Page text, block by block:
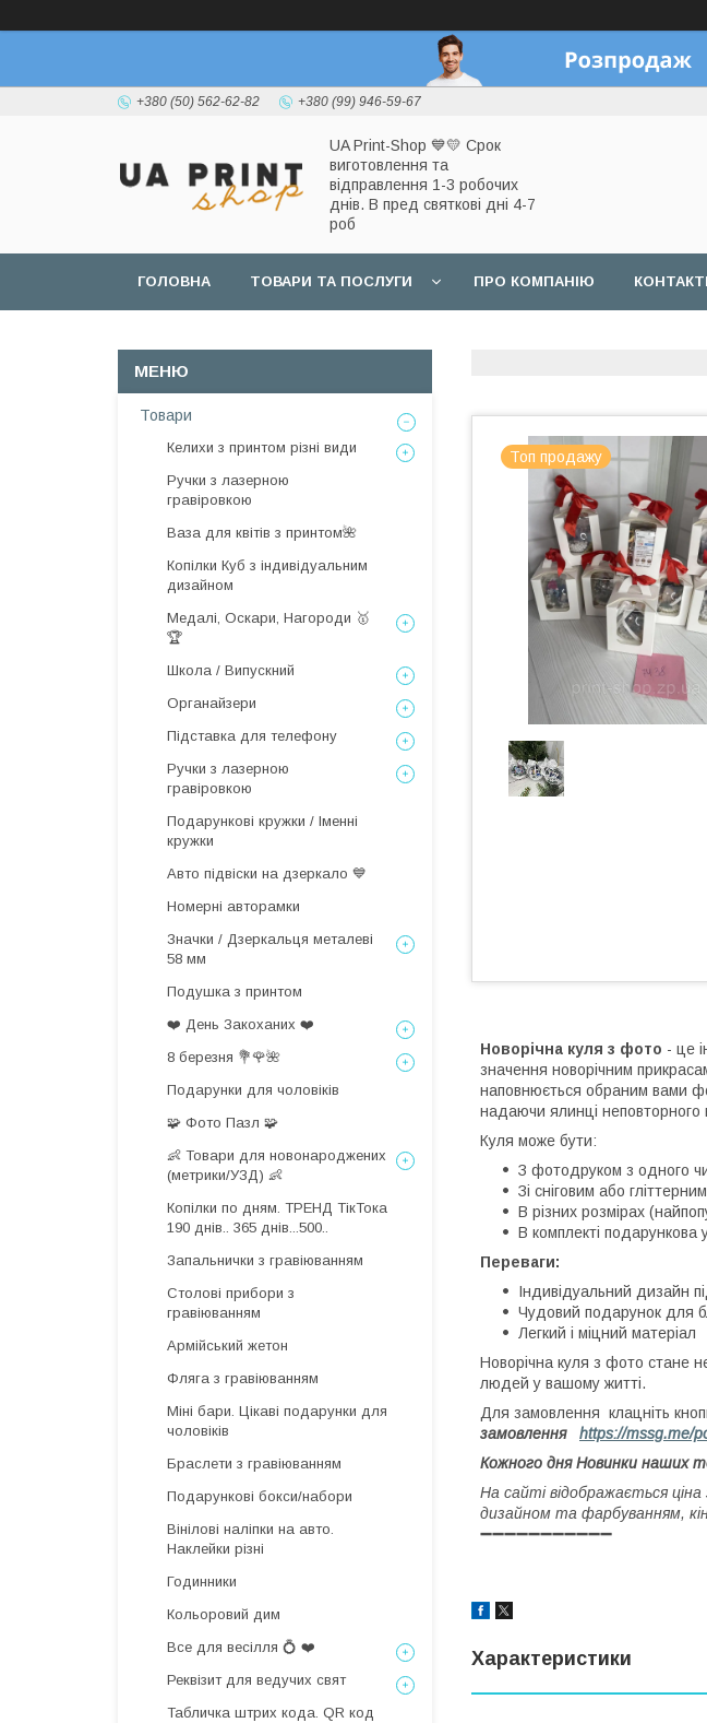
+380 (50) 562-62-82 +380 (99) 946-59-67
UA Print-Shop ​💙💛 Срок
виготовлення та
відправлення 1-3 робочих
днів. В пред святкові дні 4-7
роб
ГОЛОВНА ТОВАРИ ТА ПОСЛУГИ ПРО КОМПАНІЮ
Топ продажу
Новорічна куля з фото - це
значення новорічним
наповнюється обраним вами
надаючи ялинці неповторного
Куля може бути:
З фотодруком з одного
Зі сніговим або
В різних розмірах
В комплекті подарункова
Переваги:
Індивідуальний дизайн
Чудовий подарунок для
Легкий і міцний матеріал
Новорічна куля з фото стане
людей у вашому житті.
Для замовлення клацніть
замовлення https://mssg.me/
Кожного дня Новинки наших
На сайті відображається
дизайном та фарбуванням,
➖➖➖➖➖➖➖➖➖➖➖
Характеристики
Товари
Келихи з принтом різні види
Ручки з лазерною
гравіровкою
Ваза для квітів з принтом🌺
Копілки Куб з індивідуальним
дизайном
Медалі, Оскари, Нагороди 🥇
🏆
Школа / Випускний
Органайзери
Підставка для телефону
Ручки з лазерною
гравіровкою
Подарункові кружки / Іменні
кружки
Авто підвіски на дзеркало 💙
Номерні авторамки
Значки / Дзеркальця металеві
58 мм
Подушка з принтом
❤️ День Закоханих ❤️
8 березня 💐🌹🌺
Подарунки для чоловіків
🧩 Фото Пазл 🧩
👶 Товари для новонароджених
(метрики/УЗД) 👶
Копілки по дням. ТРЕНД ТікТока
190 днів.. 365 днів...500..
Запальнички з гравіюванням
Столові прибори з
гравіюванням
Армійський жетон
Фляга з гравіюванням
Міні бари. Цікаві подарунки для
чоловіків
Браслети з гравіюванням
Подарункові бокси/набори
Вінілові наліпки на авто.
Наклейки різні
Годинники
Кольоровий дим
Все для весілля 💍 ❤️
Реквізит для ведучих свят
Табличка штрих кода. QR код